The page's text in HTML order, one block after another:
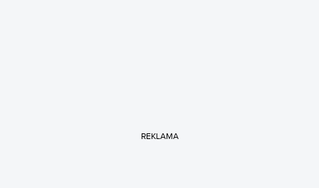
REKLAMA